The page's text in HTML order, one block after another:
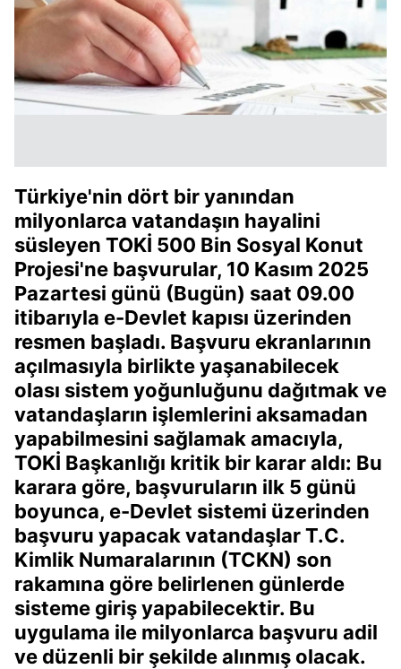
Türkiye'nin dört bir yanından
milyonlarca vatandaşın hayalini
süsleyen TOKİ 500 Bin Sosyal Konut
Projesi'ne başvurular, 10 Kasım 2025
Pazartesi günü (Bugün) saat 09.00
itibarıyla e-Devlet kapısı üzerinden
resmen başladı. Başvuru ekranlarının
açılmasıyla birlikte yaşanabilecek
olası sistem yoğunluğunu dağıtmak ve
vatandaşların işlemlerini aksamadan
yapabilmesini sağlamak amacıyla,
TOKİ Başkanlığı kritik bir karar aldı: Bu
karara göre, başvuruların ilk 5 günü
boyunca, e-Devlet sistemi üzerinden
başvuru yapacak vatandaşlar T.C.
Kimlik Numaralarının (TCKN) son
rakamına göre belirlenen günlerde
sisteme giriş yapabilecektir. Bu
uygulama ile milyonlarca başvuru adil
ve düzenli bir şekilde alınmış olacak.